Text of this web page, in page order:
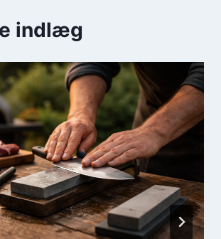
indlæg